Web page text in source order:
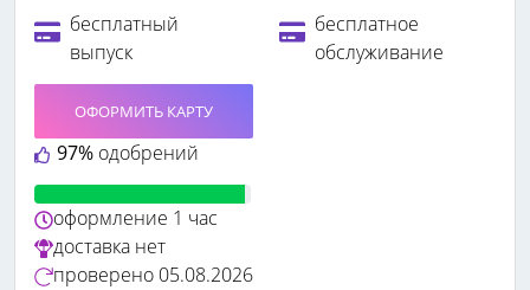
бесплатный
выпуск
бесплатное
обслуживание
97% одобрений
ОФОРМИТЬ КАРТУ
оформление 1 час
доставка нет
проверено 05.08.2026